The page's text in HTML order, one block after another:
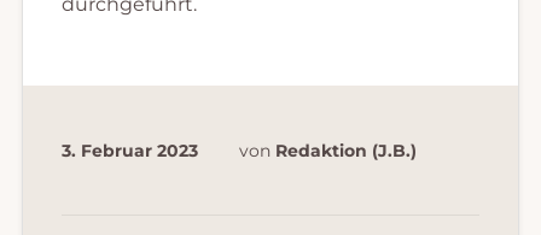
3. Februar 2023 von Redaktion (J.B.)